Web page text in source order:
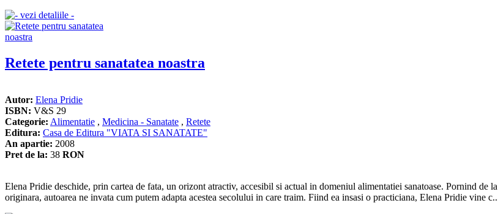
Retete pentru sanatatea noastra
Autor: Elena Pridie
ISBN: V&S 29
Categorie: Alimentatie , Medicina - Sanatate , Retete
Editura: Casa de Editura "VIATA SI SANATATE"
An apartie: 2008
Pret de la: 38 RON
Elena Pridie deschide, prin cartea de fata, un orizont atractiv, accesibil si actual in domeniul alimentatiei sanatoase. Pornind
originara, autoarea ne invata cum putem adapta acestea secolului in care traim. Fiind ea insasi o practiciana, Elena Pridie vine